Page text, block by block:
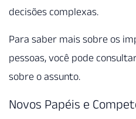
decisões complexas.
Para saber mais sobre os
pessoas, você pode
sobre o assunto.
Novos Papéis e